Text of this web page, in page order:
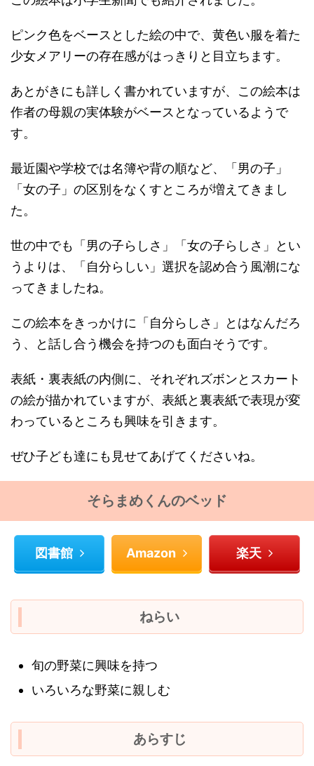
ピンク色をベースとした絵の中で、黄色い服を着た
少女メアリーの存在感がはっきりと目立ちます。
あとがきにも詳しく書かれていますが、この絵本は
作者の母親の実体験がベースとなっているようで
す。
最近園や学校では名簿や背の順など、「男の子」
「女の子」の区別をなくすところが増えてきまし
た。
世の中でも「男の子らしさ」「女の子らしさ」とい
うよりは、「自分らしい」選択を認め合う風潮にな
ってきましたね。
この絵本をきっかけに「自分らしさ」とはなんだろ
う、と話し合う機会を持つのも面白そうです。
表紙・裏表紙の内側に、それぞれズボンとスカート
の絵が描かれていますが、表紙と裏表紙で表現が変
わっているところも興味を引きます。
ぜひ子ども達にも見せてあげてくださいね。
そらまめくんのベッド
図書館 Amazon 楽天
ねらい
旬の野菜に興味を持つ
いろいろな野菜に親しむ
あらすじ